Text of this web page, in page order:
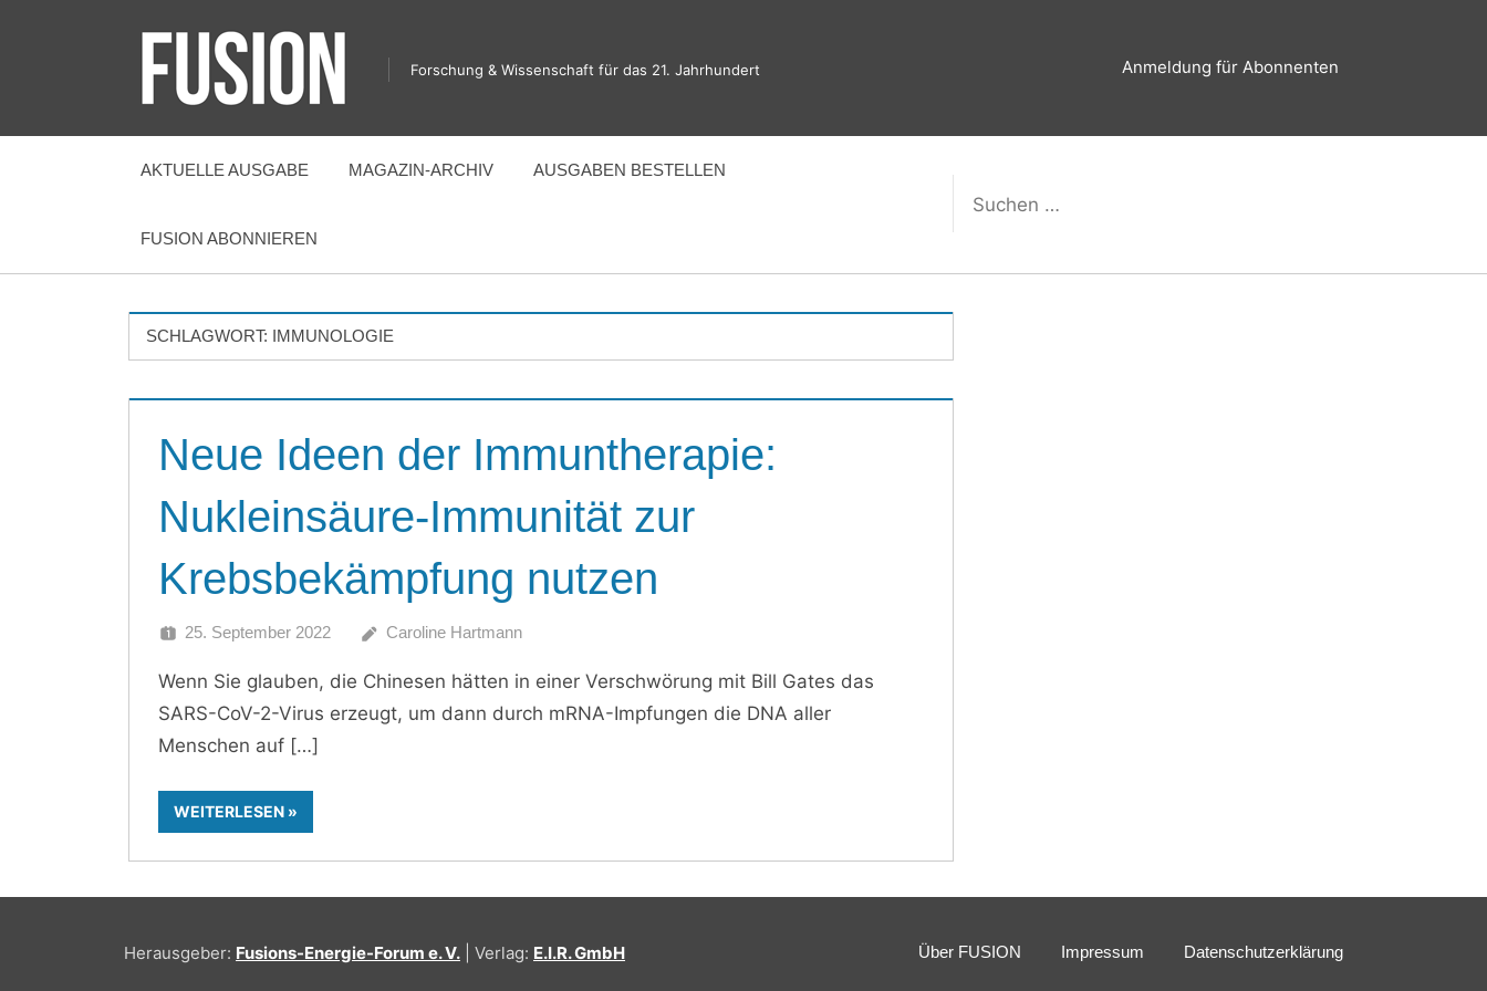
FUSION
Forschung & Wissenschaft für das 21. Jahrhundert Anmeldung für Abonnenten
AKTUELLE AUSGABE MAGAZIN-ARCHIV AUSGABEN BESTELLEN
FUSION ABONNIEREN
SCHLAGWORT: IMMUNOLOGIE
Neue Ideen der Immuntherapie:
Nukleinsäure-Immunität zur
Krebsbekämpfung nutzen
25. September 2022 Caroline Hartmann
Wenn Sie glauben, die Chinesen hätten in einer Verschwörung mit Bill Gates das
SARS-CoV-2-Virus erzeugt, um dann durch mRNA-Impfungen die DNA aller
Menschen auf
WEITERLESEN
Über FUSION Impressum Datenschutzerklärung
Herausgeber: Fusions-Energie-Forum e. V. | Verlag: E.I.R. GmbH